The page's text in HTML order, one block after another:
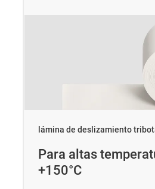
lámina de deslizamiento
Para altas
+150°C